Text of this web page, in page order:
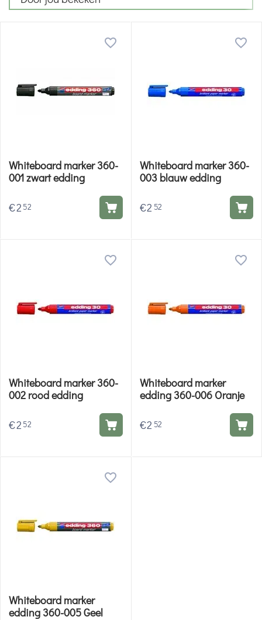
Whiteboard marker 360-
001 zwart edding
€2 52
Whiteboard marker 360-
003 blauw edding
€2 52
Whiteboard marker 360-
002 rood edding
€2 52
Whiteboard marker
edding 360-006 Oranje
€2 52
Whiteboard marker
edding 360-005 Geel